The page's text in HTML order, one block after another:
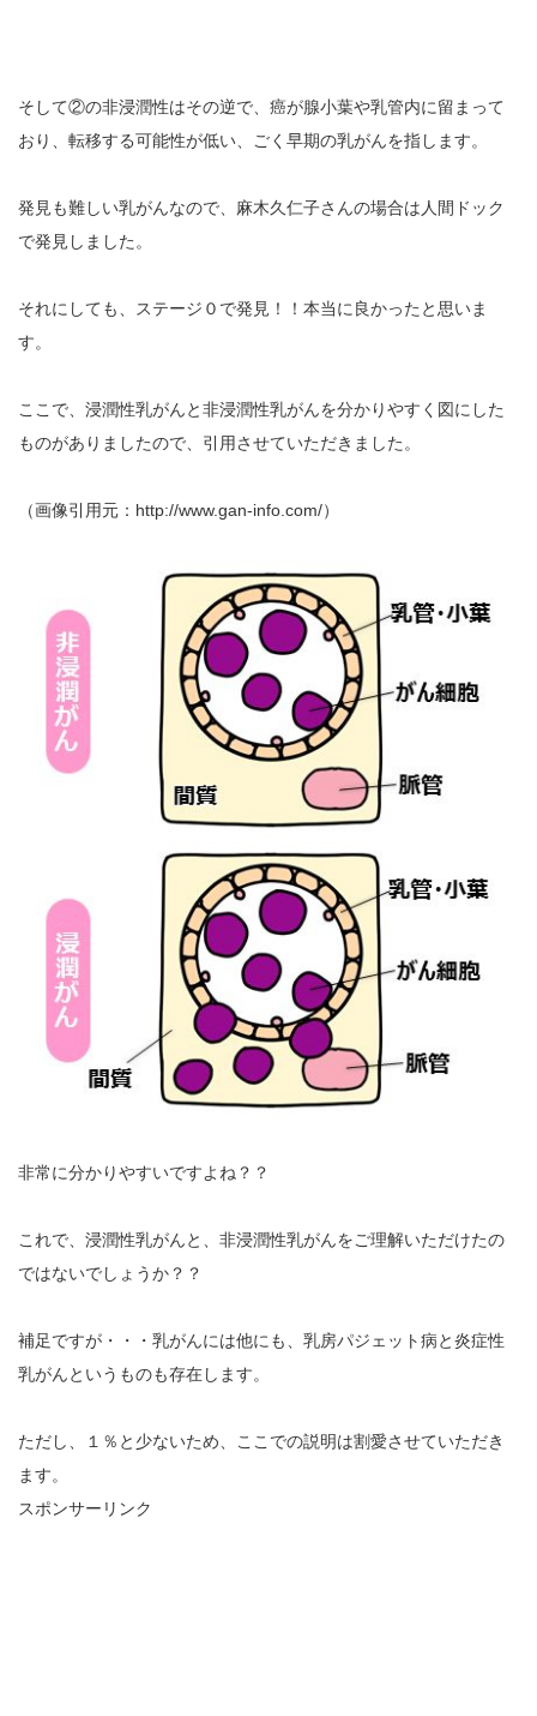
そして②の非浸潤性はその逆で、癌が腺小葉や乳管内に留まって
おり、転移する可能性が低い、ごく早期の乳がんを指します。
発見も難しい乳がんなので、麻木久仁子さんの場合は人間ドック
で発見しました。
それにしても、ステージ０で発見！！本当に良かったと思いま
す。
ここで、浸潤性乳がんと非浸潤性乳がんを分かりやすく図にした
ものがありましたので、引用させていただきました。
（画像引用元：http://www.gan-info.com/）
非常に分かりやすいですよね？？
これで、浸潤性乳がんと、非浸潤性乳がんをご理解いただけたの
ではないでしょうか？？
補足ですが・・・乳がんには他にも、乳房パジェット病と炎症性
乳がんというものも存在します。
ただし、１％と少ないため、ここでの説明は割愛させていただき
ます。
スポンサーリンク